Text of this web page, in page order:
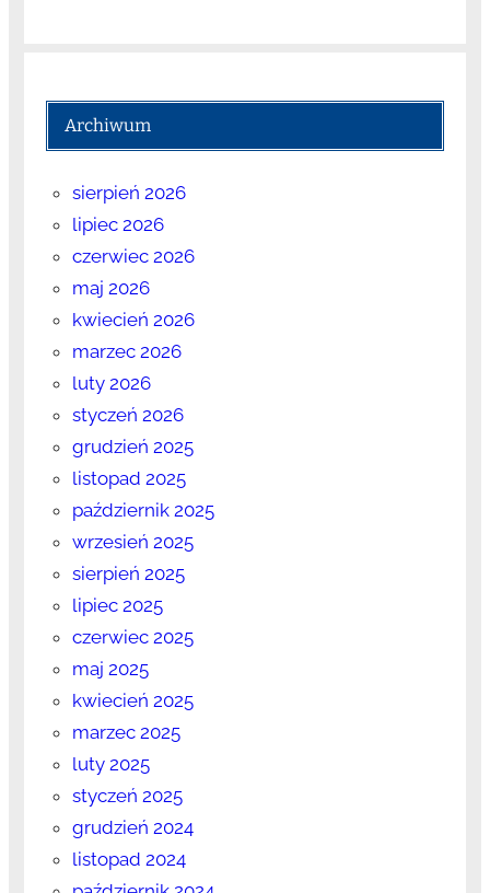
Archiwum
sierpień 2026
lipiec 2026
czerwiec 2026
maj 2026
kwiecień 2026
marzec 2026
luty 2026
styczeń 2026
grudzień 2025
listopad 2025
październik 2025
wrzesień 2025
sierpień 2025
lipiec 2025
czerwiec 2025
maj 2025
kwiecień 2025
marzec 2025
luty 2025
styczeń 2025
grudzień 2024
listopad 2024